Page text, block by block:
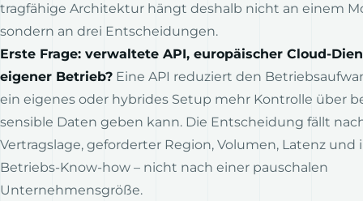
tragfähige Architektur hängt deshalb nicht an einem
sondern an drei Entscheidungen.
Erste Frage: verwaltete API, europäischer Cloud-
eigener Betrieb? Eine API reduziert den
ein eigenes oder hybrides Setup mehr Kontrolle über
sensible Daten geben kann. Die Entscheidung fällt
Vertragslage, geforderter Region, Volumen, Latenz
Betriebs-Know-how – nicht nach einer pauschalen
Unternehmensgröße.